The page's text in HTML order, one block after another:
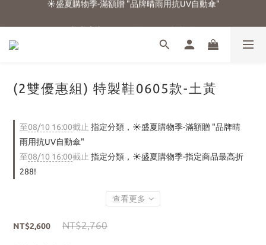
☁️加入官方LINE好友 領100元折扣卷☁️
⭐新朋友首購享優惠⭐
(2雙優惠組) 特製鞋0605款-土黃
至08/10 16:00截止 指定分類，☀️盛夏購物季-滿額贈 "品牌晴
雨用抗UV自動傘"
至08/10 16:00截止 指定分類，☀️盛夏購物季-指定商品最高折
288!
查看更多
NT$2,760
NT$2,600